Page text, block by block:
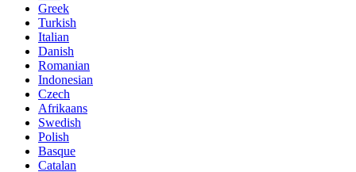
Greek
Turkish
Italian
Danish
Romanian
Indonesian
Czech
Afrikaans
Swedish
Polish
Basque
Catalan